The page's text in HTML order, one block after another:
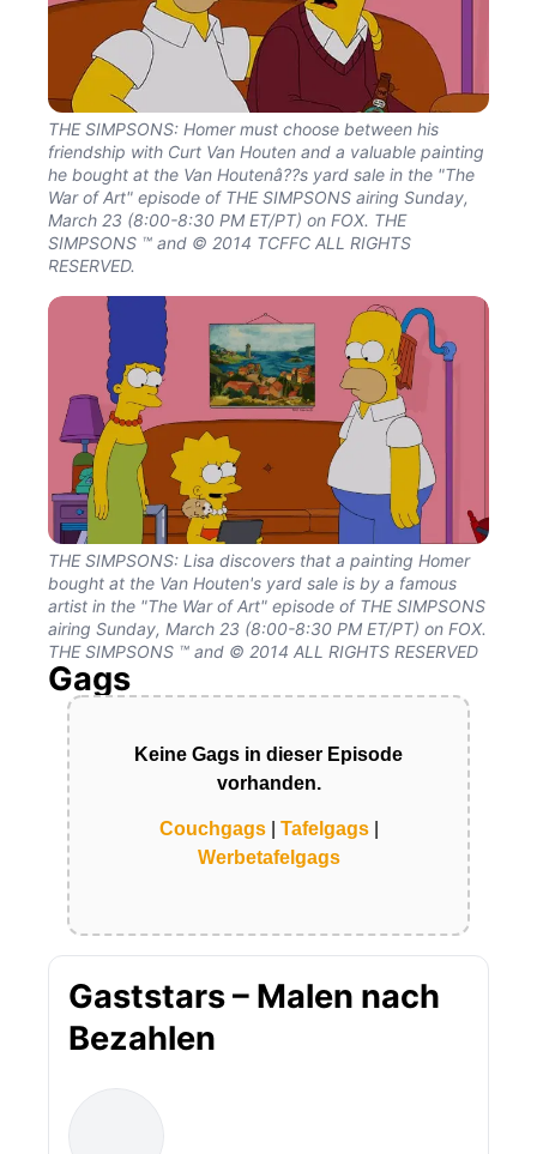
THE SIMPSONS: Homer must choose between his
friendship with Curt Van Houten and a valuable painting
he bought at the Van Houtenâ??s yard sale in the "The
War of Art" episode of THE SIMPSONS airing Sunday,
March 23 (8:00-8:30 PM ET/PT) on FOX. THE
SIMPSONS ™ and © 2014 TCFFC ALL RIGHTS
RESERVED.
THE SIMPSONS: Lisa discovers that a painting Homer
bought at the Van Houten's yard sale is by a famous
artist in the "The War of Art" episode of THE SIMPSONS
airing Sunday, March 23 (8:00-8:30 PM ET/PT) on FOX.
THE SIMPSONS ™ and © 2014 ALL RIGHTS RESERVED
Gags
Keine Gags in dieser Episode
vorhanden.
Couchgags| Tafelgags|
Werbetafelgags
Gaststars – Malen nach
Bezahlen